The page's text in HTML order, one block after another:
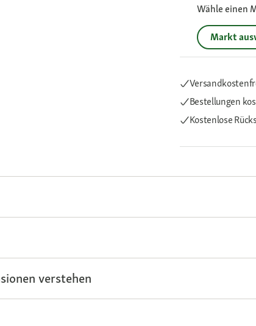
Wähle einen
Markt
Bestellungen
Kostenlose
verstehen